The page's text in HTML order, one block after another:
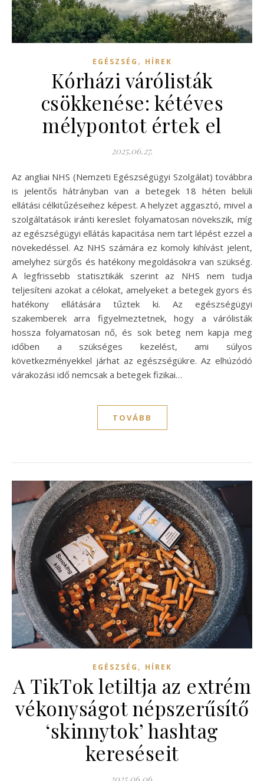
EGÉSZSÉG , HÍREK
Kórházi várólisták
csökkenése: kétéves
mélypontot értek el
2025.06.27.
Az angliai NHS (Nemzeti Egészségügyi Szolgálat) továbbra
is jelentős hátrányban van a betegek 18 héten belüli
ellátási célkitűzéseihez képest. A helyzet aggasztó, mivel a
szolgáltatások iránti kereslet folyamatosan növekszik, míg
az egészségügyi ellátás kapacitása nem tart lépést ezzel a
növekedéssel. Az NHS számára ez komoly kihívást jelent,
amelyhez sürgős és hatékony megoldásokra van szükség.
A legfrissebb statisztikák szerint az NHS nem tudja
teljesíteni azokat a célokat, amelyeket a betegek gyors és
hatékony ellátására tűztek ki. Az egészségügyi
szakemberek arra figyelmeztetnek, hogy a várólisták
hossza folyamatosan nő, és sok beteg nem kapja meg
időben a szükséges kezelést, ami súlyos
következményekkel járhat az egészségükre. Az elhúzódó
várakozási idő nemcsak a betegek fizikai…
TOVÁBB
EGÉSZSÉG , HÍREK
A TikTok letiltja az extrém
vékonyságot népszerűsítő
‘skinnytok’ hashtag
kereséseit
2025.06.06.